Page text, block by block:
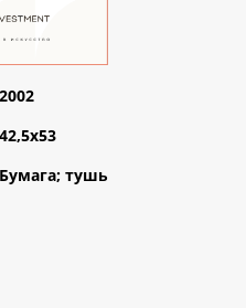
2002
42,5х53
Бумага; тушь